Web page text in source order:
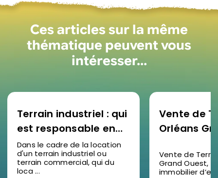
Ces articles sur la même
thématique peuvent vous
intéresser…
Terrain industriel : qui
est responsable en
cas de pollution ?
Dans le cadre de la location
d'un terrain industriel ou
terrain commercial, qui du
loca ...
Vente de
Orléans
Vente de
Grand Ouest,
immobilier